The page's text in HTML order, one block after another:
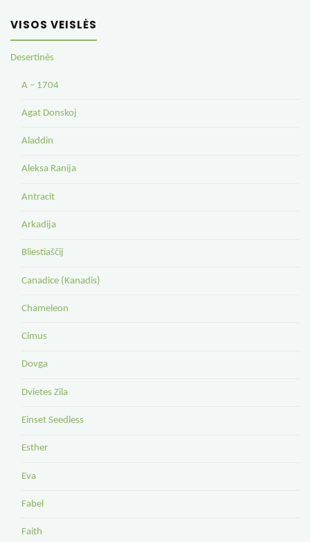
VISOS VEISLĖS
Desertinės
A – 1704
Agat Donskoj
Aladdin
Aleksa Ranija
Antracit
Arkadija
Bliestiaščij
Canadice (Kanadis)
Chameleon
Cimus
Dovga
Dvietes Zila
Einset Seedless
Esther
Eva
Fabel
Faith